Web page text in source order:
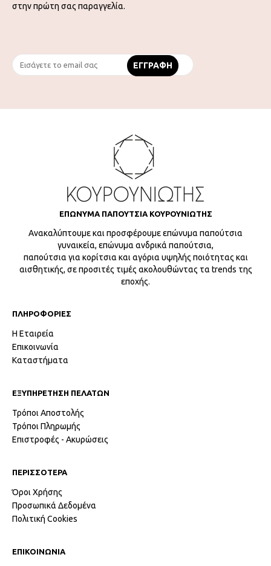
στην πρώτη σας παραγγελία.
ΕΠΩΝΥΜΑ ΠΑΠΟΥΤΣΙΑ ΚΟΥΡΟΥΝΙΩΤΗΣ
Ανακαλύπτουμε και προσφέρουμε επώνυμα παπούτσια
γυναικεία, επώνυμα ανδρικά παπούτσια,
παπούτσια για κορίτσια και αγόρια υψηλής ποιότητας και
αισθητικής, σε προσιτές τιμές ακολουθώντας τα trends της
εποχής.
ΠΛΗΡΟΦΟΡΙΕΣ
Η Εταιρεία
Επικοινωνία
Καταστήματα
ΕΞΥΠΗΡΕΤΗΣΗ ΠΕΛΑΤΩΝ
Τρόποι Αποστολής
Τρόποι Πληρωμής
Επιστροφές - Ακυρώσεις
ΠΕΡΙΣΣΟΤΕΡΑ
Όροι Χρήσης
Προσωπικά Δεδομένα
Πολιτική Cookies
ΕΠΙΚΟΙΝΩΝΙΑ